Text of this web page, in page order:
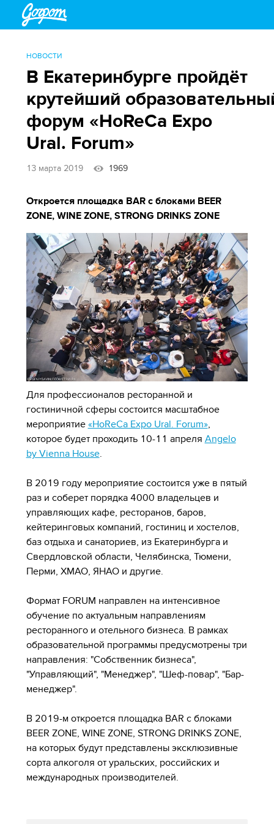
НОВОСТИ
В Екатеринбурге пройдёт
крутейший
форум «HoReCa Expo
Ural. Forum»
13 марта 2019 1969
Откроется площадка BAR с блоками BEER
ZONE, WINE ZONE, STRONG DRINKS ZONE
Для профессионалов ресторанной и
гостиничной сферы состоится масштабное
мероприятие «HoReCa Expo Ural. Forum»,
которое будет проходить 10-11 апреля Angelo
by Vienna House.
В 2019 году мероприятие состоится уже в пятый
раз и соберет порядка 4000 владельцев и
управляющих кафе, ресторанов, баров,
кейтеринговых компаний, гостиниц и хостелов,
баз отдыха и санаториев, из Екатеринбурга и
Свердловской области, Челябинска, Тюмени,
Перми, ХМАО, ЯНАО и другие.
Формат FORUM направлен на интенсивное
обучение по актуальным направлениям
ресторанного и отельного бизнеса. В рамках
образовательной программы предусмотрены три
направления: "Собственник бизнеса",
"Управляющий", "Менеджер", "Шеф-повар", "Бар-
менеджер".
В 2019-м откроется площадка BAR с блоками
BEER ZONE, WINE ZONE, STRONG DRINKS ZONE,
на которых будут представлены эксклюзивные
сорта алкоголя от уральских, российских и
международных производителей.